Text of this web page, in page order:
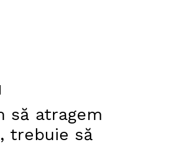
să atragem
trebuie să